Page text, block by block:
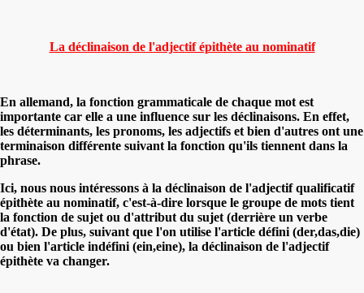
La déclinaison de l'adjectif épithète au nominatif
En allemand, la fonction grammaticale de chaque mot est
importante car elle a une influence sur les déclinaisons. En effet,
les déterminants, les pronoms, les adjectifs et bien d'autres ont une
terminaison différente suivant la fonction qu'ils tiennent dans la
phrase.
Ici, nous nous intéressons à la déclinaison de l'adjectif qualificatif
épithète au nominatif, c'est-à-dire lorsque le groupe de mots tient
la fonction de sujet ou d'attribut du sujet (derrière un verbe
d'état). De plus, suivant que l'on utilise l'article défini (der,das,die)
ou bien l'article indéfini (ein,eine), la déclinaison de l'adjectif
épithète va changer.